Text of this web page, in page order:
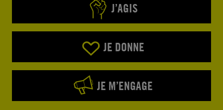
J’AGIS
JE DONNE
JE M’ENGAGE